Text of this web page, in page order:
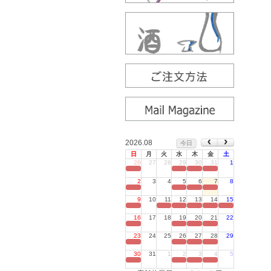
2026.08
今日
日
月 火 水 木 金
土
26
27 28 29 30 31 1
2 3 4 5 6 7 8
9 10 11 12 13 14 15
16 17 18 19 20 21 22
23 24 25 26 27 28 29
30 31 1 2 3 4 5